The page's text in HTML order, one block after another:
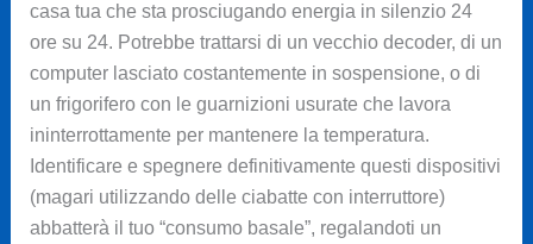
casa tua che sta prosciugando energia in silenzio 24
ore su 24. Potrebbe trattarsi di un vecchio decoder, di un
computer lasciato costantemente in sospensione, o di
un frigorifero con le guarnizioni usurate che lavora
ininterrottamente per mantenere la temperatura.
Identificare e spegnere definitivamente questi dispositivi
(magari utilizzando delle ciabatte con interruttore)
abbatterà il tuo “consumo basale”, regalandoti un